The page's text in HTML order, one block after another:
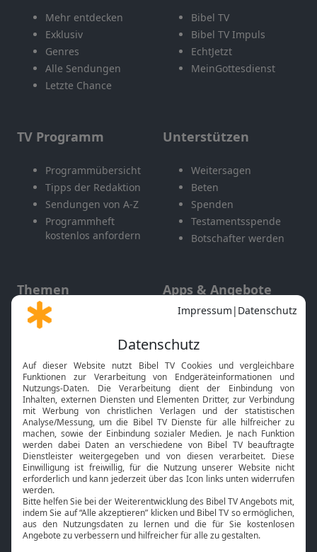
Mehr entdecken
Exklusiv
Genres
Alle Sendungen
Letzte Chance
Bibel TV
Bibel TV Impuls
EchtJetzt
MeinGottesdienst
TV Programm
Programmübersicht
Tipps der Redaktion
Sendungen von A-Z
Programmheft
kostenlos anfordern
Unterstützen
Weitersagen
Beten
Spenden
Testamentsspende
Botschafter werden
Themen
Gott und Bibel erklärt
Neuigkeiten
Apps & Angebote
Mobile App
Smart TV
HbbTV
Bibelthek Online-Bibel
Nächster Gottesdienst
Bibel TV
Über uns
Jobs
Service
Kontakt
TV-Empfang